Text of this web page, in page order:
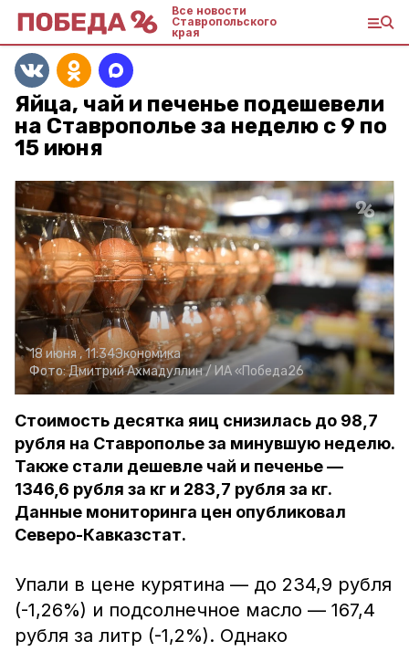
Все новости
Ставропольского
края
Яйца, чай и печенье подешевели
на Ставрополье за неделю с 9 по
15 июня
18 июня , 11:34Экономика
Фото:Дмитрий Ахмадуллин / ИА «Победа26
Стоимость десятка яиц снизилась до 98,7
рубля на Ставрополье за минувшую неделю.
Также стали дешевле чай и печенье —
1346,6 рубля за кг и 283,7 рубля за кг.
Данные мониторинга цен опубликовал
Северо-Кавказстат.
Упали в цене курятина — до 234,9 рубля
(-1,26%) и подсолнечное масло — 167,4
рубля за литр (-1,2%). Однако